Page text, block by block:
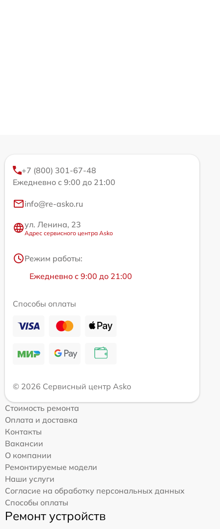
+7 (800) 301-67-48
Ежедневно с 9:00 до 21:00
info@re-asko.ru
ул. Ленина, 23
Адрес сервисного центра Asko
Режим работы:
Ежедневно с 9:00 до 21:00
Способы оплаты
© 2026 Сервисный центр Asko
Стоимость ремонта
Оплата и доставка
Контакты
Вакансии
О компании
Ремонтируемые модели
Наши услуги
Согласие на обработку персональных данных
Способы оплаты
Ремонт устройств